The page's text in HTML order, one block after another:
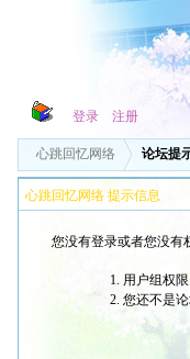
登录 注册
心跳回忆网络 论坛提
心跳回忆网络 提示信息
您没有登录或者您没有
用户组权
您还不是